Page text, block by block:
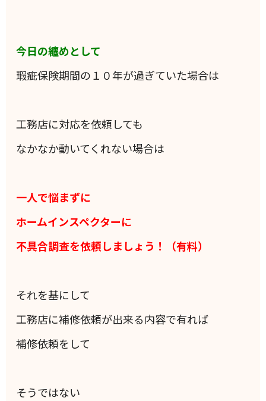
今日の纏めとして
瑕疵保険期間の１０年が過ぎていた場合は
工務店に対応を依頼しても
なかなか動いてくれない場合は
一人で悩まずに
ホームインスペクターに
不具合調査を依頼しましょう！（有料）
それを基にして
工務店に補修依頼が出来る内容で有れば
補修依頼をして
そうではない